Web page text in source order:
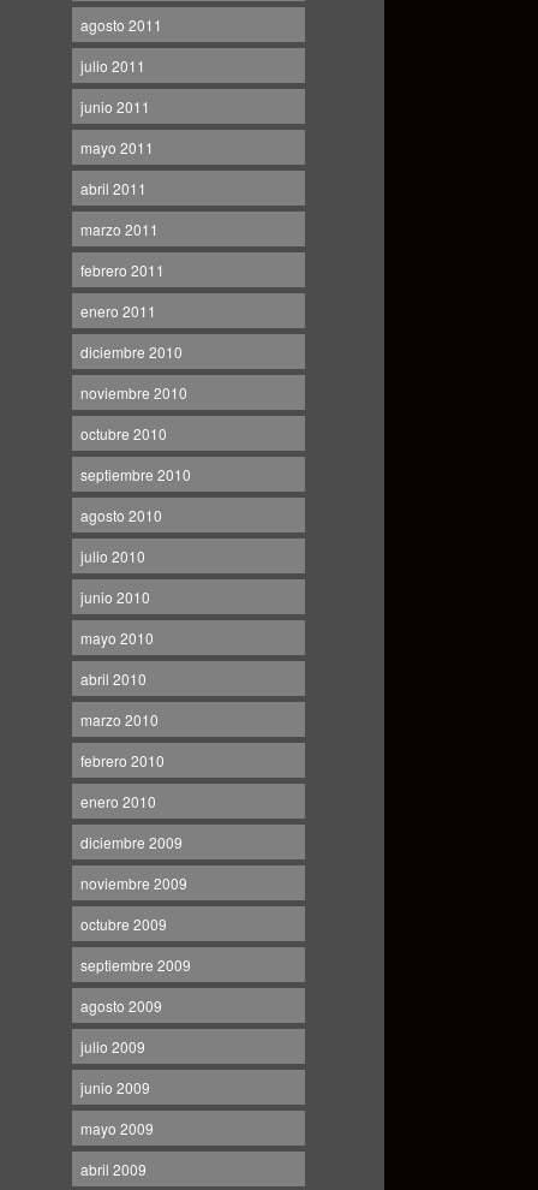
agosto 2011
julio 2011
junio 2011
mayo 2011
abril 2011
marzo 2011
febrero 2011
enero 2011
diciembre 2010
noviembre 2010
octubre 2010
septiembre 2010
agosto 2010
julio 2010
junio 2010
mayo 2010
abril 2010
marzo 2010
febrero 2010
enero 2010
diciembre 2009
noviembre 2009
octubre 2009
septiembre 2009
agosto 2009
julio 2009
junio 2009
mayo 2009
abril 2009